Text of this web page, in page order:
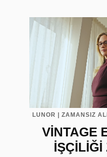
LUNOR | ZAMANSIZ
VİNTAGE